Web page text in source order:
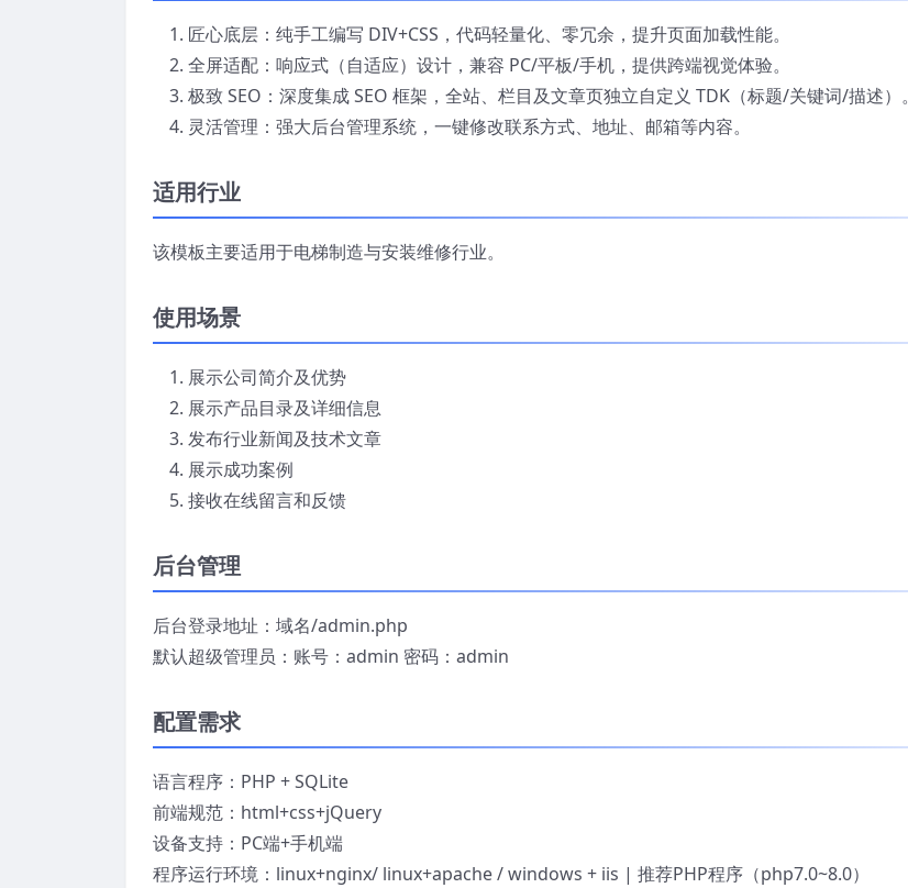
匠心底层：纯手工编写 DIV+CSS，代码轻量化、零冗余，提升页面加载性能。
全屏适配：响应式（自适应）设计，兼容 PC/平板/手机，提供跨端视觉体验。
极致 SEO：深度集成 SEO 框架，全站、栏目及文章页独立自定义 TDK（标题/关键词/描述）。
灵活管理：强大后台管理系统，一键修改联系方式、地址、邮箱等内容。
适用行业
该模板主要适用于电梯制造与安装维修行业。
使用场景
展示公司简介及优势
展示产品目录及详细信息
发布行业新闻及技术文章
展示成功案例
接收在线留言和反馈
后台管理
后台登录地址：域名/admin.php
默认超级管理员：账号：admin 密码：admin
配置需求
语言程序：PHP + SQLite
前端规范：html+css+jQuery
设备支持：PC端+手机端
程序运行环境：linux+nginx/ linux+apache / windows + iis | 推荐PHP程序（php7.0~8.0）